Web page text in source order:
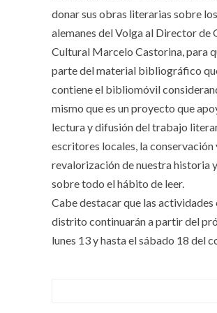
donar sus obras literarias sobre los
alemanes del Volga al Director de
Cultural Marcelo Castorina, para
parte del material bibliográfico
contiene el bibliomóvil
mismo que es un proyecto que
lectura y difusión del trabajo
escritores locales, la conservación
revalorización de nuestra historia
sobre todo el hábito de leer.
Cabe destacar que las actividades
distrito continuarán a partir del
lunes 13 y hasta el sábado 18 del